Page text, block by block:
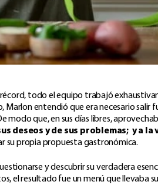
todo el equipo trabajó
entendió que era necesario salir
modo que, en sus días libres,
deseos y de sus problemas; y a
su propia propuesta gastronómica.
y descubrir su verdadera
el resultado fue un menú que llevaba